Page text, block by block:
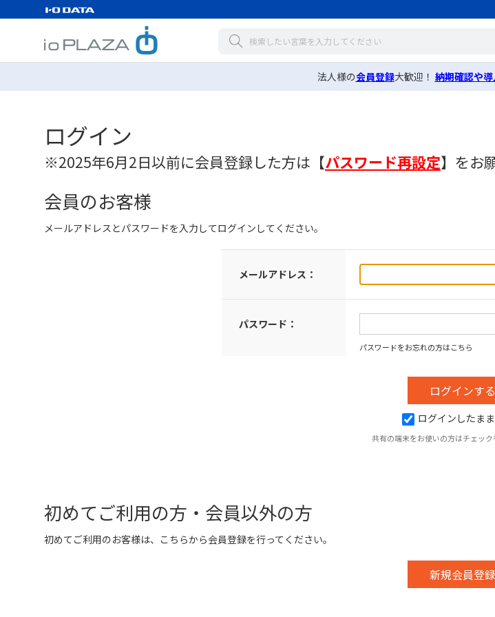
法人様の会員登録大歓迎！ 納期確認や
ログイン
※2025年6月2日以前に会員登録した方は 【パスワード再設定】 をお
会員のお客様
メールアドレスとパスワードを入力してログインしてください。
メールアドレス：
パスワード：
パスワードをお忘れの方はこちら
ログインしたま
共有の端末をお使いの方はチェッ
初めてご利用の方・会員以外の方
初めてご利用のお客様は、こちらから会員登録を行ってください。